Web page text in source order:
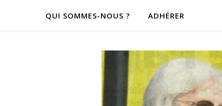
QUI SOMMES-NOUS ? ADHÉRER